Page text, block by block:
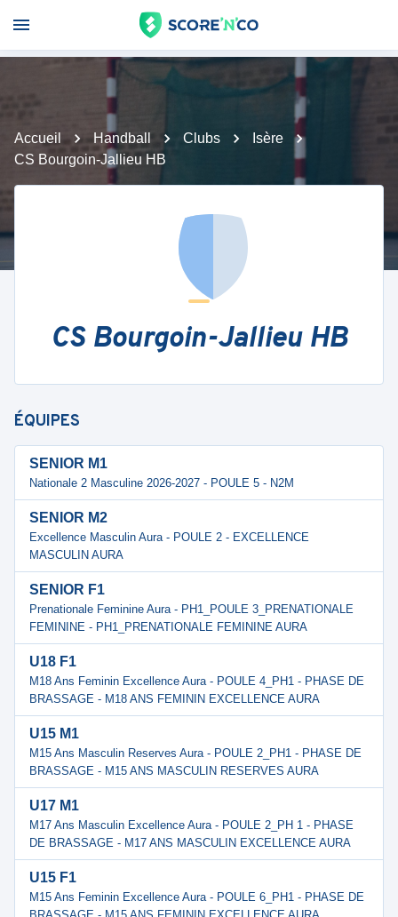
Accueil Handball Clubs
Isère
CS Bourgoin-Jallieu HB
CS Bourgoin-Jallieu HB
ÉQUIPES
SENIOR M1
Nationale 2 Masculine 2026-2027 - POULE 5 - N2M
SENIOR M2
Excellence Masculin Aura - POULE 2 - EXCELLENCE
MASCULIN AURA
SENIOR F1
Prenationale Feminine Aura - PH1_POULE 3_PRENATIONALE
FEMININE - PH1_PRENATIONALE FEMININE AURA
U18 F1
M18 Ans Feminin Excellence Aura - POULE 4_PH1 - PHASE DE
BRASSAGE - M18 ANS FEMININ EXCELLENCE AURA
U15 M1
M15 Ans Masculin Reserves Aura - POULE 2_PH1 - PHASE DE
BRASSAGE - M15 ANS MASCULIN RESERVES AURA
U17 M1
M17 Ans Masculin Excellence Aura - POULE 2_PH 1 - PHASE
DE BRASSAGE - M17 ANS MASCULIN EXCELLENCE AURA
U15 F1
M15 Ans Feminin Excellence Aura - POULE 6_PH1 - PHASE DE